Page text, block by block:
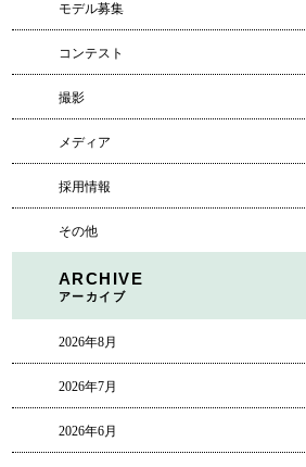
モデル募集
コンテスト
撮影
メディア
採用情報
その他
ARCHIVE
アーカイブ
2026年8月
2026年7月
2026年6月